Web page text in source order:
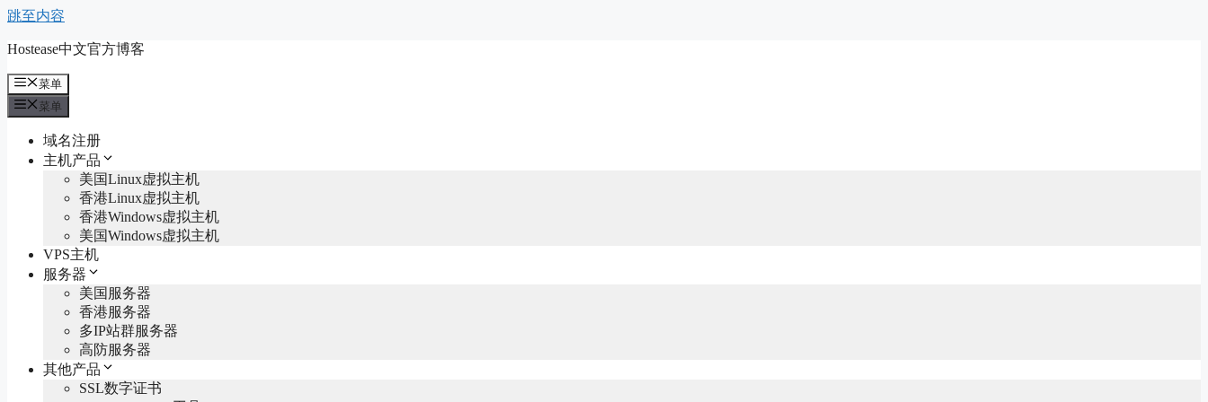
跳至内容
Hostease中文官方博客
菜单
菜单
域名注册
主机产品
美国Linux虚拟主机
香港Linux虚拟主机
香港Windows虚拟主机
美国Windows虚拟主机
VPS主机
服务器
美国服务器
香港服务器
多IP站群服务器
高防服务器
其他产品
SSL数字证书